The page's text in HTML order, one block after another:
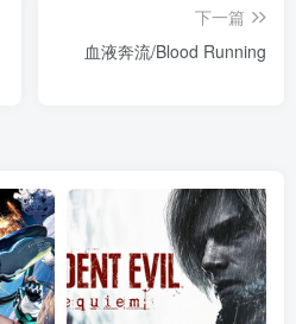
下一篇
血液奔流/Blood Running